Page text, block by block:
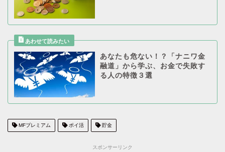
あなたも危ない！？「ナニワ金
融道」から学ぶ、お金で失敗す
る人の特徴３選
MFプレミアム ポイ活 貯金
スポンサーリンク